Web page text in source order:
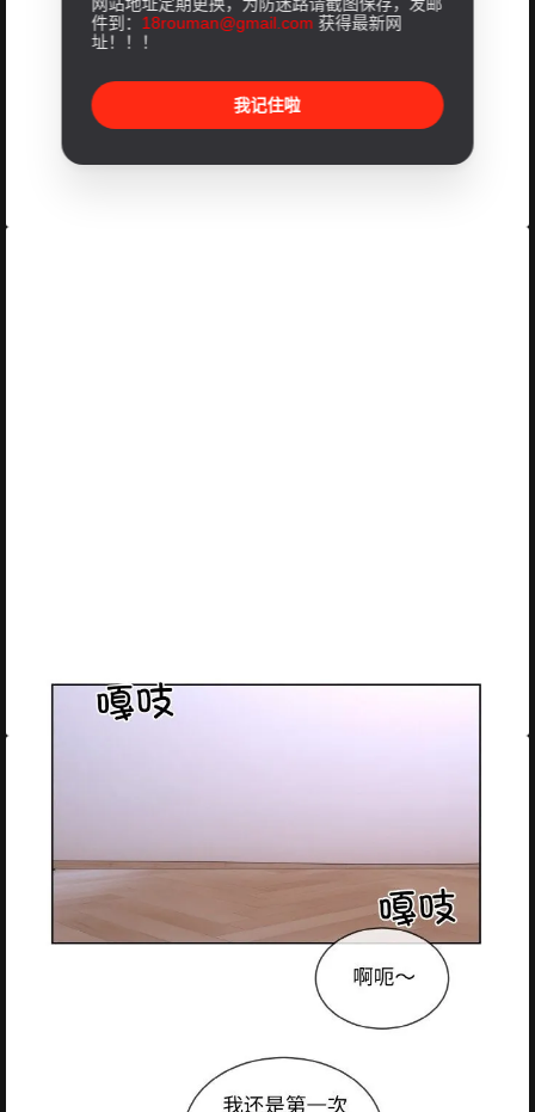
件到： 18rouman@gmail.com 获得最新网
址！！！
我记住啦